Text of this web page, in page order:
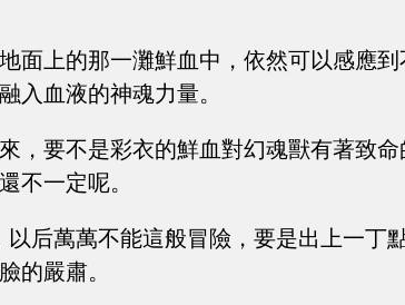
面上的那一灘鮮血中，依然可以感應
入血液的神魂力量。
，要不是彩衣的鮮血對幻魂獸有著致
不一定呢。
以后萬萬不能這般冒險，要是出上一丁
的嚴肅。